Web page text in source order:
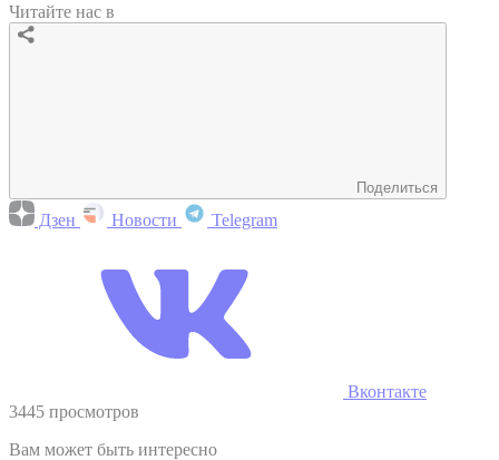
Читайте нас в
Поделиться
Дзен Новости Telegram
Вконтакте
3445 просмотров
Вам может быть интересно